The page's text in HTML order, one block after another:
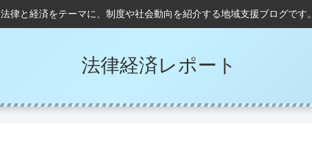
法律と経済をテーマに、制度や社会動向を紹介する地域支援ブログです。
法律経済レポート